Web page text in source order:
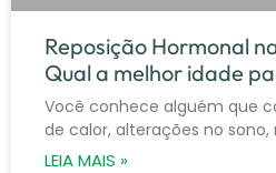
Reposição Hormonal
Qual a melhor idade
Você conhece alguém que
de calor, alterações no
LEIA MAIS »